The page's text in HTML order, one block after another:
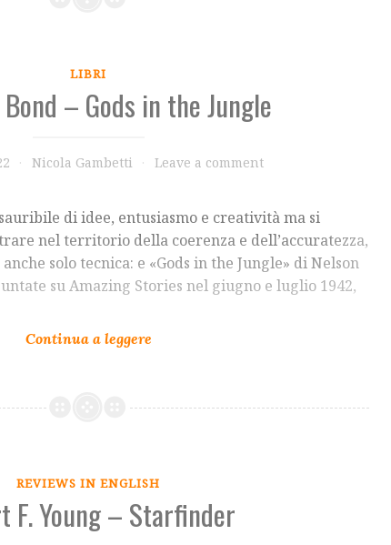
LIBRI
– Gods in the Jungle
Nicola Gambetti Leave a comment
di idee, entusiasmo e creatività ma si
nel territorio della coerenza e dell’accuratezza,
solo tecnica: e «Gods in the Jungle» di Nelson
su Amazing Stories nel giugno e luglio 1942,
REVIEWS IN ENGLISH
F. Young – Starfinder